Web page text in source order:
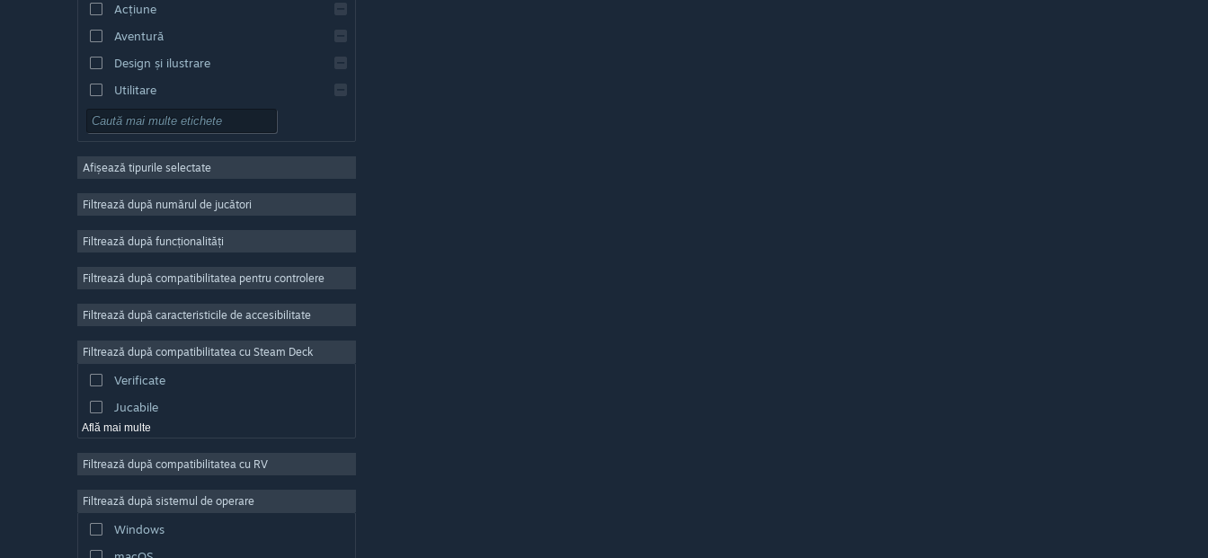
Acțiune
Aventură
Design și ilustrare
Utilitare
Gratuit
Număr masiv de jucători
Indie
Casual
Simulare
Producție video
Editare de fotografii
Afișează tipurile selectate
Filtrează după numărul de jucători
Filtrează după funcționalități
Filtrează după compatibilitatea pentru controlere
Filtrează după caracteristicile de accesibilitate
Filtrează după compatibilitatea cu Steam Deck
Verificate
Jucabile
Află mai multe
Filtrează după compatibilitatea cu RV
Filtrează după sistemul de operare
Windows